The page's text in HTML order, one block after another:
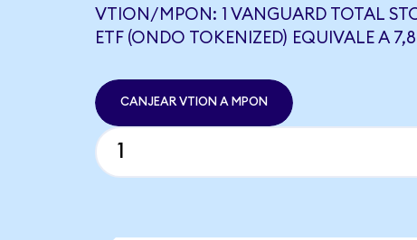
VTION/MPON: 1 VANGUARD TOTAL
ETF (ONDO TOKENIZED) EQUIVALE A
CANJEAR VTION A MPON